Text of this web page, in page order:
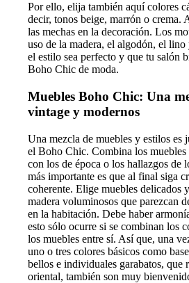
Por ello, elija también aquí colores
decir, tonos beige, marrón o crema.
las mechas en la decoración. Los
uso de la madera, el algodón, el
el estilo sea perfecto y que tu salón
Boho Chic de moda.
Muebles Boho Chic: Una
vintage y modernos
Una mezcla de muebles y estilos es
el Boho Chic. Combina los
con los de época o los hallazgos de
más importante es que al final siga
coherente. Elige muebles delicados
madera voluminosos que parezcan
en la habitación. Debe haber
esto sólo ocurre si se combinan los
los muebles entre sí. Así que, una
uno o tres colores básicos como
bellos e individuales garabatos, que
oriental, también son muy